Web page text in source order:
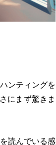
ンティングを
にまず驚きま
読んでいる感